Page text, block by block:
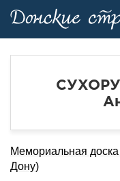
Мемориальная
Дону)